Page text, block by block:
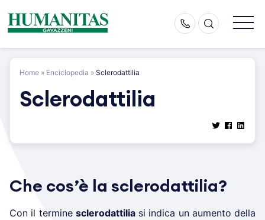
content
Home » Enciclopedia » Sclerodattilia
Sclerodattilia
Che cos’è la sclerodattilia?
Con il termine sclerodattiliasi indica un aumento della